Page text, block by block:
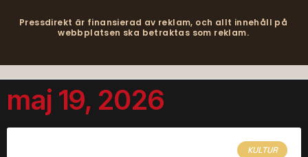
Pressdirekt är finansierad av reklam, och allt innehåll på
webbplatsen ska betraktas som reklam.
maj 19, 2026
KULTUR